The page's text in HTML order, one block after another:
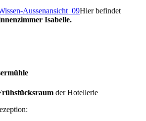
Hier befindet
Isabelle.
der Hotellerie